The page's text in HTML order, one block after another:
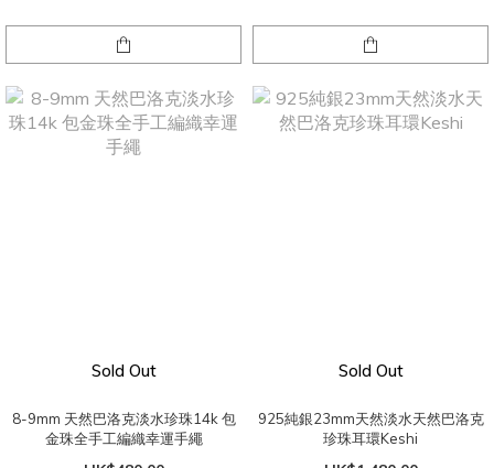
Sold Out
8-9mm 天然巴洛克淡水珍珠14k 包
金珠全手工編織幸運手繩
Sold Out
925純銀23mm天然淡水天然巴洛克
珍珠耳環Keshi